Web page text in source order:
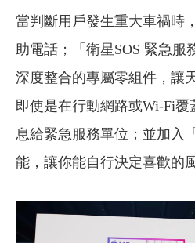
當判斷用戶發生重大車禍時
助電話；「衛星SOS 緊急服
深度整合的專屬零組件，讓
即使是在行動網路或Wi-Fi
息給緊急服務單位；並加入
能，讓你能自行決定喜歡的